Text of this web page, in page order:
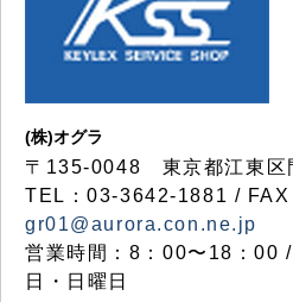
(株)オグラ
〒135-0048 東京都江東区
TEL：03-3642-1881 /
gr01@aurora.con.ne.jp
営業時間：8：00〜18：00
日・日曜日